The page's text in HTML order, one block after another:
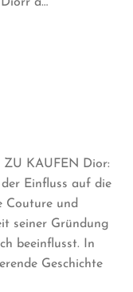
ZU KAUFEN Dior:
Einfluss auf die
Couture und
seiner Gründung
beeinflusst. In
Geschichte